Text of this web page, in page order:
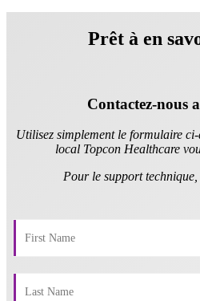
Prêt à en
Contactez-nous
Utilisez simplement le formulaire ci-
local Topcon Healthcare
Pour le support technique,